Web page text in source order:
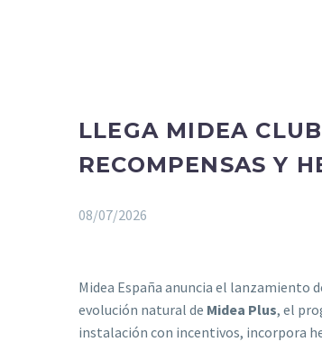
LLEGA MIDEA
RECOMPENSAS Y
08/07/2026
Midea España anuncia el lanzamiento
evolución natural de Midea Plus, el
instalación con incentivos, incorpora